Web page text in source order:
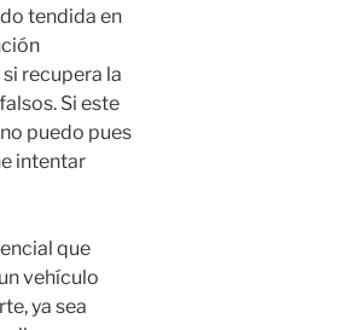
tendida en
recupera la
Si este
puedo pues
intentar
que
vehículo
ya sea